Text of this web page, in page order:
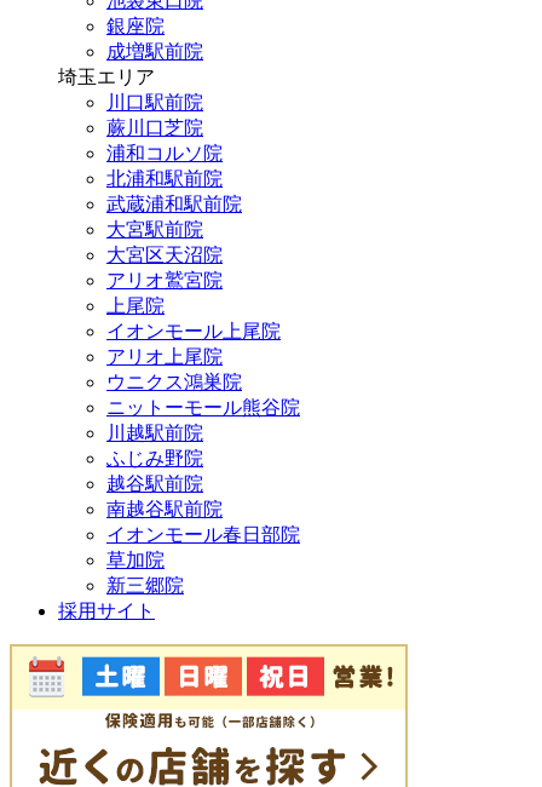
銀座院
成増駅前院
埼玉エリア
川口駅前院
蕨川口芝院
浦和コルソ院
北浦和駅前院
武蔵浦和駅前院
大宮駅前院
大宮区天沼院
アリオ鷲宮院
上尾院
イオンモール上尾院
アリオ上尾院
ウニクス鴻巣院
ニットーモール熊谷院
川越駅前院
ふじみ野院
越谷駅前院
南越谷駅前院
イオンモール春日部院
草加院
新三郷院
採用サイト